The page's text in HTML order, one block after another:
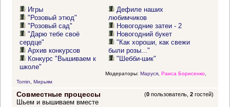
Игры
"Розовый этюд"
"Розовый сад"
"Дарю тебе своё
сердце"
Архив конкурсов
Конкурс "Вышиваем к
школе"
Дефиле наших
любимчиков
Новогодние затеи - 2
Новогодний букет
"Как хороши, как свежи
были розы..."
"Шебби-шик"
Модераторы: Маруся, Раиса Борисенко,
Tomin
Мирьям
Совместные процессы (0 пользователь,2 гостей)
Шьем и вышиваем вместе